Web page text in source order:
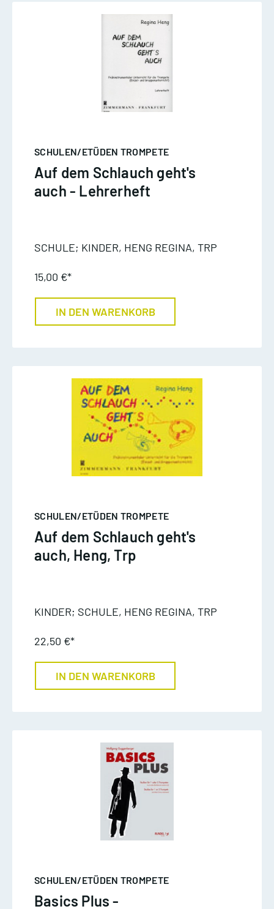
SCHULEN/ETÜDEN TROMPETE
Auf dem Schlauch geht's
auch - Lehrerheft
SCHULE; KINDER, HENG REGINA, TRP
15,00 €*
IN DEN WARENKORB
SCHULEN/ETÜDEN TROMPETE
Auf dem Schlauch geht's
auch, Heng, Trp
KINDER; SCHULE, HENG REGINA, TRP
22,50 €*
IN DEN WARENKORB
SCHULEN/ETÜDEN TROMPETE
Basics Plus -